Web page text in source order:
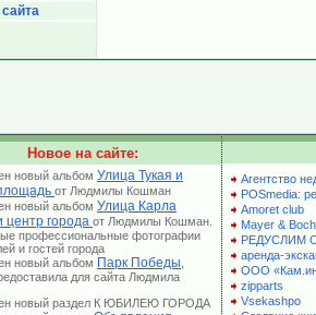
сайта
Новое на сайте:
новый альбом Улица Тукая и
от Людмилы Кошман
новый альбом Улица Карла
центр города от Людмилы Кошман.
профессиональные фотографии
и гостей города
новый альбом Парк Победы
для сайта Людмила
новый раздел К ЮБИЛЕЮ ГОРОДА
Агентство
POSmedia:
Amoret club
Mayer & Boch
РЕДУСЛИМ
аренда-
ООО
zipparts
Vsekashpo